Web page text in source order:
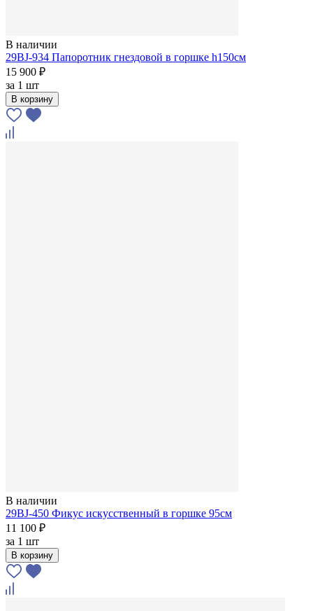
В наличии
29BJ-934 Папоротник гнездовой в горшке h150см
15 900 ₽
за 1 шт
В корзину
В наличии
29BJ-450 Фикус искусственный в горшке 95см
11 100 ₽
за 1 шт
В корзину